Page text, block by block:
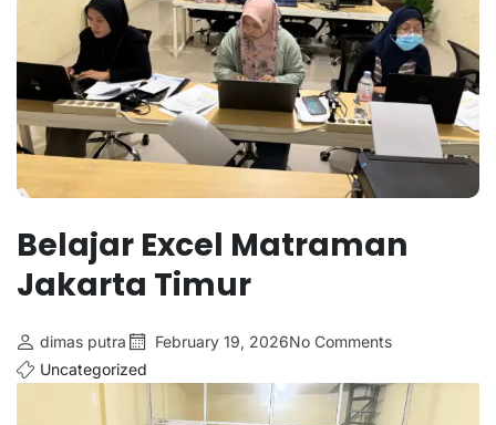
Belajar Excel Matraman
Jakarta Timur
dimas putra February 19, 2026No Comments
Uncategorized